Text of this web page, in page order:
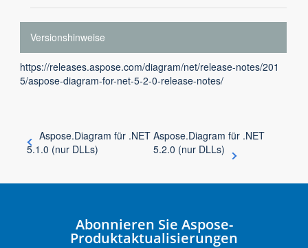
Versionshinweise
https://releases.aspose.com/diagram/net/release-notes/201
5/aspose-diagram-for-net-5-2-0-release-notes/
Aspose.Diagram für .NET
5.1.0 (nur DLLs)
Aspose.Diagram für .NET
5.2.0 (nur DLLs)
Abonnieren Sie Aspose-
Produktaktualisierungen